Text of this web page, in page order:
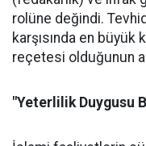
rolüne değindi.
karşısında en büyük
reçetesi olduğunun
"Yeterlilik Duygusu